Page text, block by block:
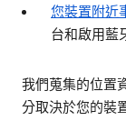
您裝置附近
台和啟用藍
我們蒐集的位置
分取決於您的裝